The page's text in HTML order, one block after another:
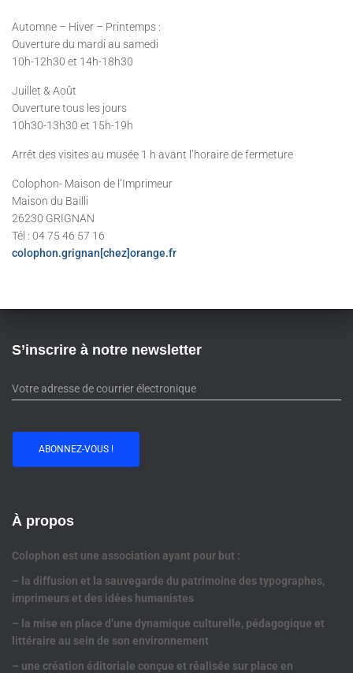
Automne – Hiver – Printemps :
Ouverture du mardi au samedi
10h-12h30 et 14h-18h30
Juillet & Août
Ouverture tous les jours
10h30-13h30 et 15h-19h
Arrêt des visites au musée 1 h avant l’horaire de fermeture
Colophon- Maison de l’Imprimeur
Maison du Bailli
26230 GRIGNAN
Tél : 04 75 46 57 16
colophon.grignan[chez]orange.fr
S’inscrire à notre newsletter
À propos
Colophon est une association ayant pour but :
– la diffusion et la sauvegarde du patrimoine des typographes,
imprimeurs et des idées humanistes
– la mise en place d’une dynamique culturelle, pédagogique et
littéraire au sein de son environnement
– une création éditoriale conçue et réalisée sur place en